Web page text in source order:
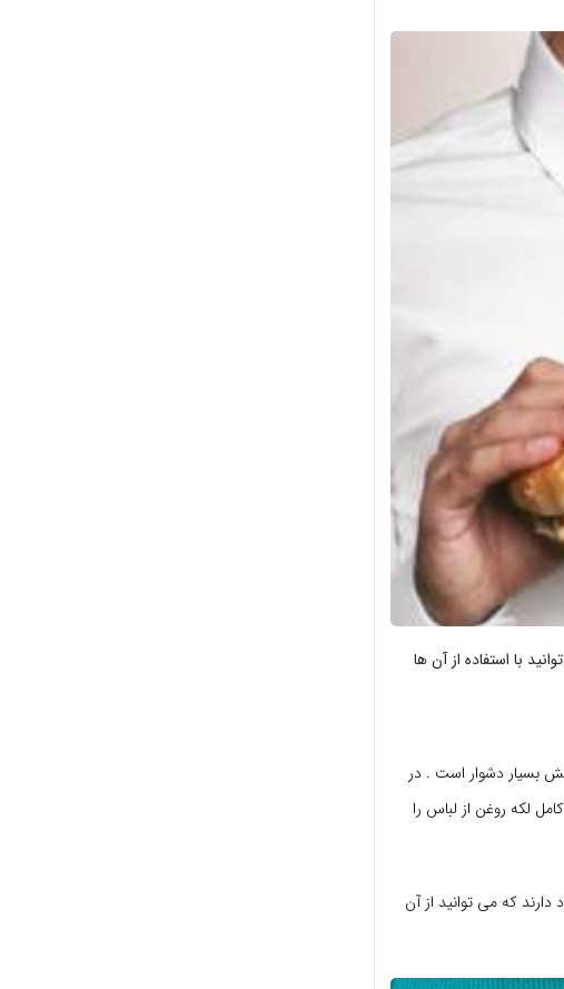
با استفاده از آن ها
بسیار دشوار است . در
لکه روغن از لباس را
که می توانید از آن